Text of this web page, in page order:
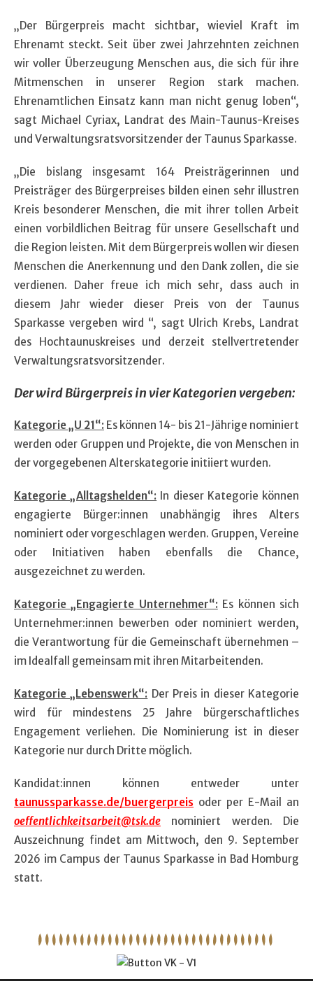
„Der Bürgerpreis macht sichtbar, wieviel Kraft im
Ehrenamt steckt. Seit über zwei Jahrzehnten zeichnen
wir voller Überzeugung Menschen aus, die sich für ihre
Mitmenschen in unserer Region stark machen.
Ehrenamtlichen Einsatz kann man nicht genug loben“,
sagt Michael Cyriax, Landrat des Main-Taunus-Kreises
und Verwaltungsratsvorsitzender der Taunus Sparkasse.
„Die bislang insgesamt 164 Preisträgerinnen und
Preisträger des Bürgerpreises bilden einen sehr illustren
Kreis besonderer Menschen, die mit ihrer tollen Arbeit
einen vorbildlichen Beitrag für unsere Gesellschaft und
die Region leisten. Mit dem Bürgerpreis wollen wir diesen
Menschen die Anerkennung und den Dank zollen, die sie
verdienen. Daher freue ich mich sehr, dass auch in
diesem Jahr wieder dieser Preis von der Taunus
Sparkasse vergeben wird “, sagt Ulrich Krebs, Landrat
des Hochtaunuskreises und derzeit stellvertretender
Verwaltungsratsvorsitzender.
Der wird Bürgerpreis in vier Kategorien vergeben:
Kategorie „U 21“: Es können 14- bis 21-Jährige nominiert
werden oder Gruppen und Projekte, die von Menschen in
der vorgegebenen Alterskategorie initiiert wurden.
Kategorie „Alltagshelden“: In dieser Kategorie können
engagierte Bürger:innen unabhängig ihres Alters
nominiert oder vorgeschlagen werden. Gruppen, Vereine
oder Initiativen haben ebenfalls die Chance,
ausgezeichnet zu werden.
Kategorie „Engagierte Unternehmer“: Es können sich
Unternehmer:innen bewerben oder nominiert werden,
die Verantwortung für die Gemeinschaft übernehmen –
im Idealfall gemeinsam mit ihren Mitarbeitenden.
Kategorie „Lebenswerk“: Der Preis in dieser Kategorie
wird für mindestens 25 Jahre bürgerschaftliches
Engagement verliehen. Die Nominierung ist in dieser
Kategorie nur durch Dritte möglich.
Kandidat:innen können entweder unter
taunussparkasse.de/buergerpreis oder per E-Mail an
oeffentlichkeitsarbeit@tsk.de nominiert werden. Die
Auszeichnung findet am Mittwoch, den 9. September
2026 im Campus der Taunus Sparkasse in Bad Homburg
statt.